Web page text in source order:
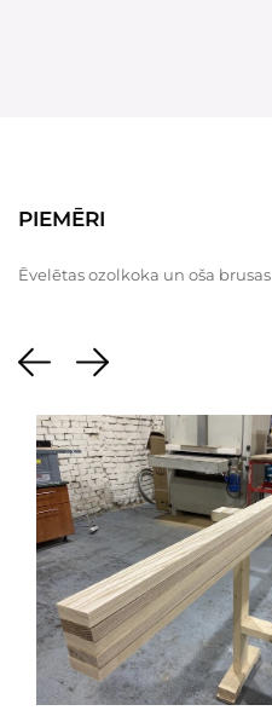
PIEMĒRI
Ēvelētas ozolkoka un oša brusas